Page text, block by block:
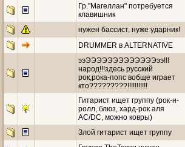
Гр."Магеллан" потребуется
клавишник
нужен бассист, нуже ударник!
DRUMMER в ALTERNATIVE
ээЭЭЭЭЭЭЭЭЭЭЭЭЭээ!!!
народ!!!здесь русский
рок,рока-попс вобще играет
кто?????????!!!!!!!!!!!
Гитарист ищет группу (рок-н-
ролл, блюз, хард-рок аля
AC/DC, можно ковры)
Злой гитарист ищет группу